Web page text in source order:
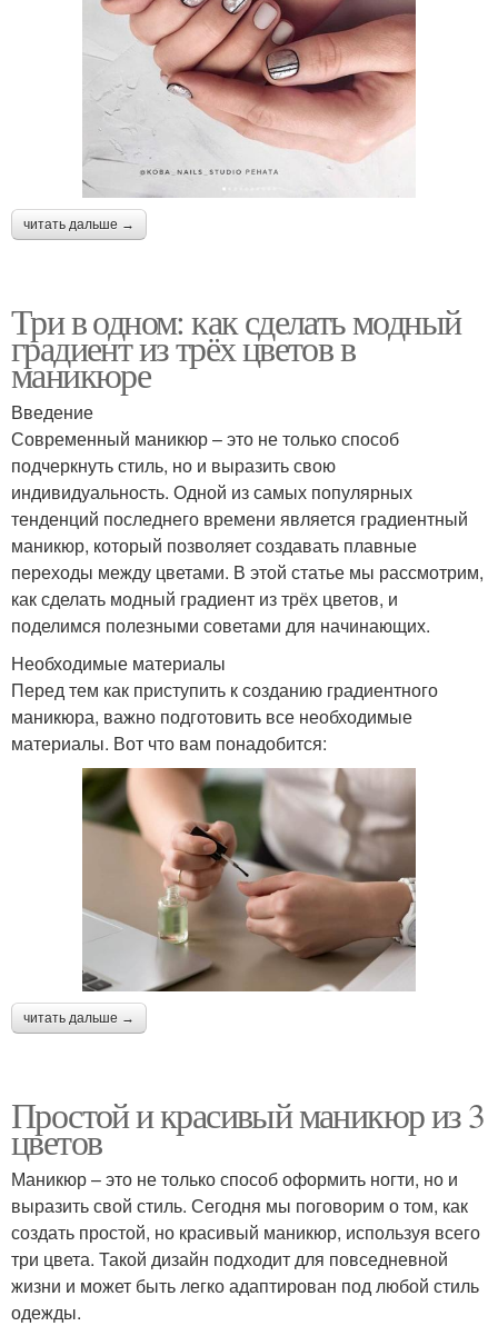
читать дальше →
Три в одном: как сделать модный
градиент из трёх цветов в
маникюре
Введение
Современный маникюр – это не только способ
подчеркнуть стиль, но и выразить свою
индивидуальность. Одной из самых популярных
тенденций последнего времени является градиентный
маникюр, который позволяет создавать плавные
переходы между цветами. В этой статье мы рассмотрим,
как сделать модный градиент из трёх цветов, и
поделимся полезными советами для начинающих.
Необходимые материалы
Перед тем как приступить к созданию градиентного
маникюра, важно подготовить все необходимые
материалы. Вот что вам понадобится:
читать дальше →
Простой и красивый маникюр из 3
цветов
Маникюр – это не только способ оформить ногти, но и
выразить свой стиль. Сегодня мы поговорим о том, как
создать простой, но красивый маникюр, используя всего
три цвета. Такой дизайн подходит для повседневной
жизни и может быть легко адаптирован под любой стиль
одежды.